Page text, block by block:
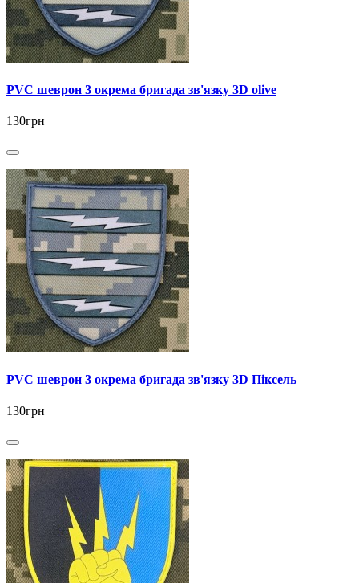
PVC шеврон 3 окрема бригада зв'язку 3D olive
130грн
PVC шеврон 3 окрема бригада зв'язку 3D Піксель
130грн